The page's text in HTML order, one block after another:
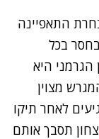
התאפיינה
בכל
היא
מצוין
לאחר תיקו
תסבך אותם